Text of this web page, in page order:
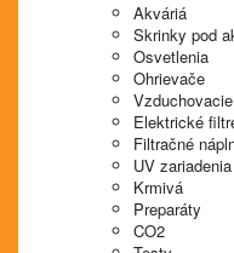
Akváriá
Skrinky pod
Osvetlenia
Ohrievače
Elektrické
Filtračné
UV zariadenia
Krmivá
Preparáty
CO2